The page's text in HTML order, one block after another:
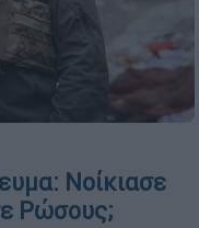
Νοίκιασε
Ρώσους;